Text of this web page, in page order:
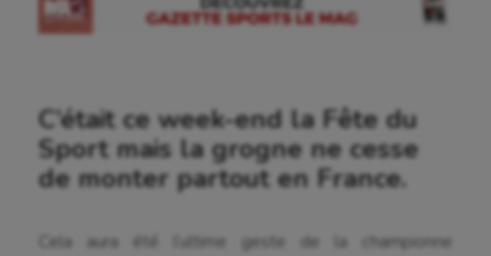
C’était ce week-end la Fête du
Sport mais la grogne ne cesse
de monter partout en France.
Cela aura été l’ultime geste de la championne